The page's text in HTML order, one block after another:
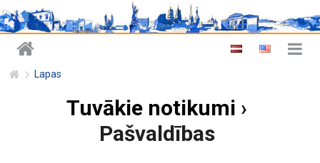
Lapas
Tuvākie notikumi ›
Pašvaldības